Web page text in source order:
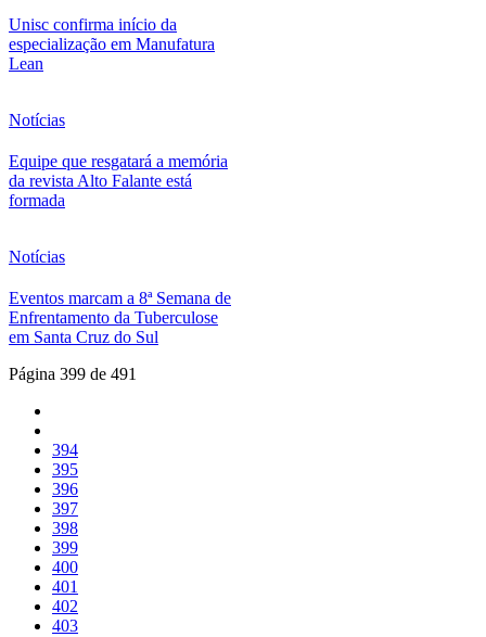
Unisc confirma início da
especialização em Manufatura
Lean
Notícias
Equipe que resgatará a memória
da revista Alto Falante está
formada
Notícias
Eventos marcam a 8ª Semana de
Enfrentamento da Tuberculose
em Santa Cruz do Sul
Página 399 de 491
394
395
396
397
398
399
400
401
402
403